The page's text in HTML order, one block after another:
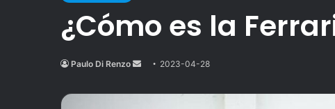
¿Cómo es la
Paulo Di Renzo
Send
email
2023-04-28